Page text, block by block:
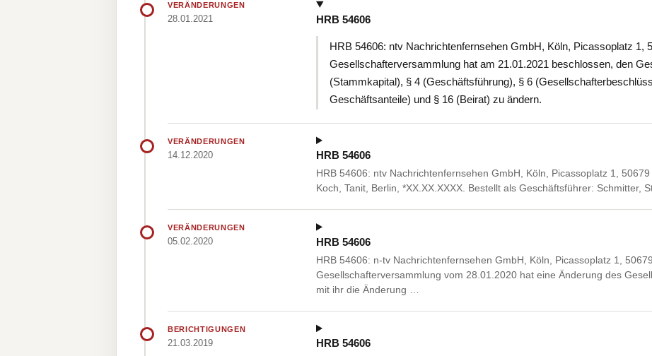
VERÄNDERUNGEN
28.01.2021 HRB 54606
HRB 54606: ntv Nachrichtenfernsehen GmbH, Köln, Picassoplatz 1,
Gesellschafterversammlung hat am 21.01.2021 beschlossen, den
(Stammkapital), § 4 (Geschäftsführung), § 6
Geschäftsanteile) und § 16 (Beirat) zu ändern.
VERÄNDERUNGEN
14.12.2020 HRB 54606
HRB 54606: ntv Nachrichtenfernsehen GmbH, Köln, Picassoplatz 1,
Koch, Tanit, Berlin, *XX.XX.XXXX. Bestellt als Geschäftsführer: Schmitter,
VERÄNDERUNGEN
05.02.2020 HRB 54606
HRB 54606: n-tv Nachrichtenfernsehen GmbH, Köln, Picassoplatz 1,
Gesellschafterversammlung vom 28.01.2020 hat eine Änderung des
mit ihr die Änderung …
BERICHTIGUNGEN
21.03.2019 HRB 54606